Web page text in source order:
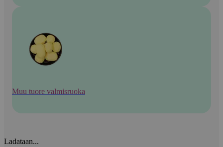
Muu tuore valmisruoka
Ladataan...